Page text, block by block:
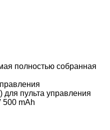
полностью собранная
для пульта управления
500 mAh